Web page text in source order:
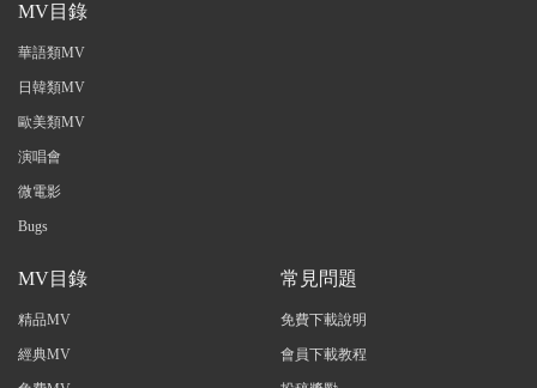
MV目錄
華語類MV
日韓類MV
歐美類MV
演唱會
微電影
Bugs
MV目錄
精品MV
經典MV
常見問題
免費下載說明
會員下載教程